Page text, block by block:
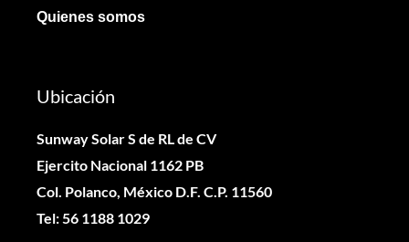
Quienes somos
Ubicación
Sunway Solar S de RL de CV
Ejercito Nacional 1162 PB
Col. Polanco, México D.F. C.P. 11560
Tel: 56 1188 1029